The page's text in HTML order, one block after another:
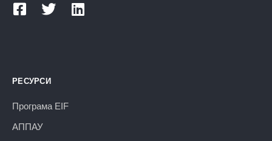
РЕСУРСИ
Програма EIF
АППАУ